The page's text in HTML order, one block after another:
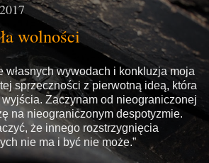
wolności
własnych wywodach i konkluzja moja
sprzeczności z pierwotną ideą, która
Zaczynam od nieograniczonej
na nieograniczonym despotyzmie.
że innego rozstrzygnięcia
nie ma i być nie może.”